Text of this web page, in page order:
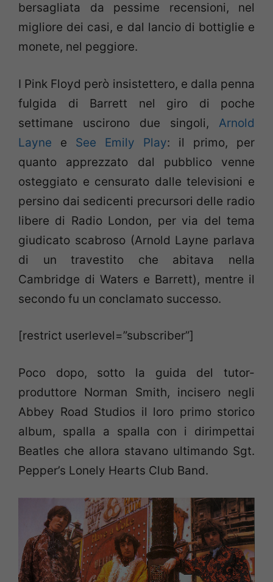
bersagliata da pessime recensioni, nel
migliore dei casi, e dal lancio di bottiglie e
monete, nel peggiore.
I Pink Floyd però insistettero, e dalla penna
fulgida di Barrett nel giro di poche
settimane uscirono due singoli, Arnold
Layne e See Emily Play: il primo, per
quanto apprezzato dal pubblico venne
osteggiato e censurato dalle televisioni e
persino dai sedicenti precursori delle radio
libere di Radio London, per via del tema
giudicato scabroso (Arnold Layne parlava
di un travestito che abitava nella
Cambridge di Waters e Barrett), mentre il
secondo fu un conclamato successo.
[restrict userlevel=”subscriber”]
Poco dopo, sotto la guida del tutor-
produttore Norman Smith, incisero negli
Abbey Road Studios il loro primo storico
album, spalla a spalla con i dirimpettai
Beatles che allora stavano ultimando Sgt.
Pepper’s Lonely Hearts Club Band.